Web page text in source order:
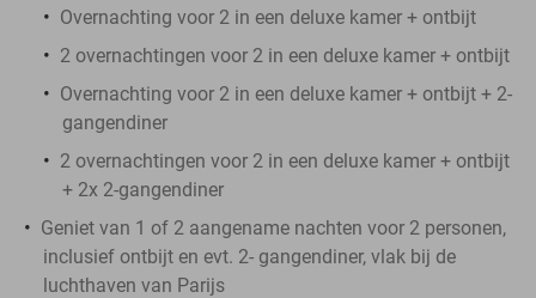
Overnachting voor 2 in een deluxe kamer + ontbijt
2 overnachtingen voor 2 in een deluxe kamer + ontbijt
Overnachting voor 2 in een deluxe kamer + ontbijt + 2-
gangendiner
2 overnachtingen voor 2 in een deluxe kamer + ontbijt
+ 2x 2-gangendiner
Geniet van 1 of 2 aangename nachten voor 2 personen,
inclusief ontbijt en evt. 2- gangendiner, vlak bij de
luchthaven van Parijs